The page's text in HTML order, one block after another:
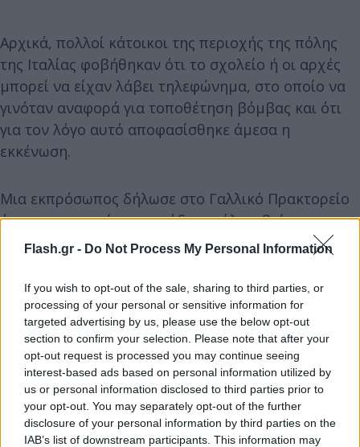
Flash.gr - Do Not Process My Personal Information
If you wish to opt-out of the sale, sharing to third parties, or
processing of your personal or sensitive information for
targeted advertising by us, please use the below opt-out
section to confirm your selection. Please note that after your
opt-out request is processed you may continue seeing
interest-based ads based on personal information utilized by
us or personal information disclosed to third parties prior to
your opt-out. You may separately opt-out of the further
disclosure of your personal information by third parties on the
IAB’s list of downstream participants. This information may
Αρχικά, πολλοί κάτοικοι της περιοχής της πόλης
της Ιταλίας φοβήθηκαν ότι το σχολείο ή οι αρχές
μπορεί να είχαν λάβει τηλεφώνημα, στο οποίο να
γινόταν αναφορά για τοποθέτηση βόμβας και ότι
για τον λόγο αυτό αποφασίσθηκε άμεσα η
εκκένωση.
Μια εκπρόσωπος δήλωσε στο Γαλλικό Πρακτορείο
ότι αστυνομικοί και μονάδες σκύλων βρίσκονταν
στο σημείο μαζί με την ομάδα εξουδετέρωσης
ιστορικό κέντρο της Ρώμης ήταν αποκλεισμένοι.